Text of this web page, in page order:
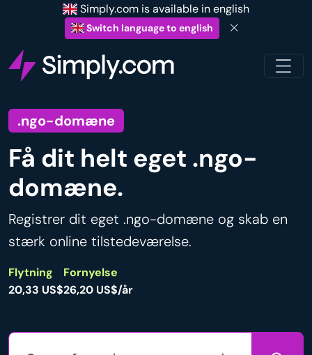
Simply.com is available in english
Switch language to english
.ngo-domæne
Få dit helt eget .ngo-
domæne.
Registrer dit eget .ngo-domæne og skab en
stærk online tilstedeværelse.
Flytning
20,33 US$
Fornyelse
26,20 US$/år